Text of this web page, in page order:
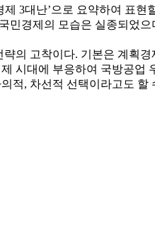
3대난’으로 요약하여 표
경제의 모습은 실종되었
의 고착이다. 기본은 계획
시대에 부응하여 국방공
적, 차선적 선택이라고도